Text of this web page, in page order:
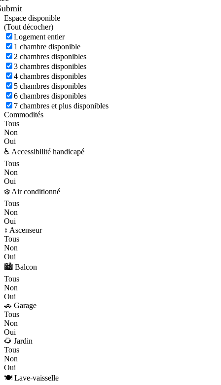
Espace disponible
(Tout décocher)
Logement entier
1 chambre disponible
2 chambres disponibles
3 chambres disponibles
4 chambres disponibles
5 chambres disponibles
6 chambres disponibles
7 chambres et plus disponibles
Commodités
Tous
Non
Oui
♿ Accessibilité handicapé
Tous
Non
Oui
❄️ Air conditionné
Tous
Non
Oui
↕️ Ascenseur
Tous
Non
Oui
🏙️ Balcon
Tous
Non
Oui
🚗 Garage
Tous
Non
Oui
🌻 Jardin
Tous
Non
Oui
🍽️ Lave-vaisselle